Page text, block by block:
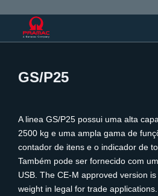
GS/P25
A linea GS/P25 possui uma alta
2500 kg e uma ampla gama de
contador de itens e o indicador de
Também pode ser fornecido com
USB. The CE-M approved version
weight in legal for trade